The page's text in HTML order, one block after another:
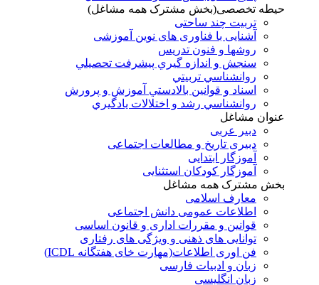
حیطه تخصصی(بخش مشترک همه مشاغل)
تربیت چند ساحتی
آشنایی با فناوری های نوین آموزشی
روشها و فنون تدريس
سنجش و اندازه گيري پيشرفت تحصيلي
روانشناسي تربيتي
اسناد و قوانين بالادستي آموزش و پرورش
روانشناسي رشد و اختلالات يادگيري
عنوان مشاغل
دبير عربی
دبیری تاریخ و مطالعات اجتماعی
آموزگار ابتدایی
آموزگار کودکان استثنایی
بخش مشترک همه مشاغل
معارف اسلامی
اطلاعات عمومی دانش اجتماعی
قوانین و مقررات اداری و قانون اساسی
توانایی های ذهنی و ویژگی های رفتاری
فن اوری اطلاعات(مهارت خای هفتگانه ICDL)
زبان و ادبیات فارسی
زبان انگلیسی